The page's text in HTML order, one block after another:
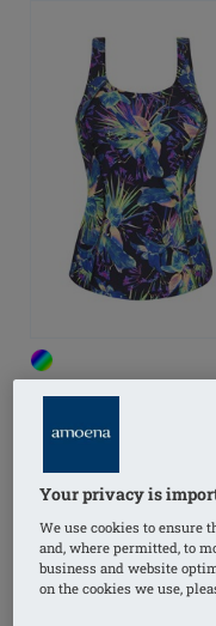
Lagos Tankini top
Your privacy is
We use cookies to ensure
and, where permitted, to
business and website
on the cookies we use,